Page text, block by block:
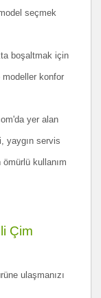
seçmek
boşaltmak için
konfor
yer alan
yaygın servis
kullanım
Çim
ulaşmanızı